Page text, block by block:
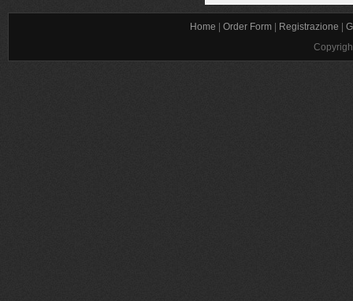
Home Order Form| Registrazione